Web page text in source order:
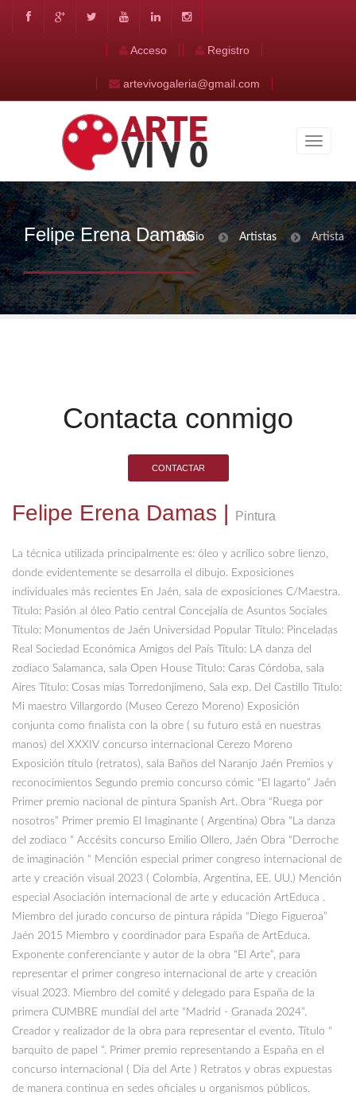
Acceso Registro
artevivogaleria@gmail.com
Felipe Erena Damas
Inicio Artistas Artista
Contacta conmigo
CONTACTAR
Felipe Erena Damas | Pintura
La técnica utilizada principalmente es: óleo y acrílico sobre lienzo,
donde evidentemente se desarrolla el dibujo. Exposiciones
individuales más recientes En Jaén, sala de exposiciones C/Maestra.
Título: Pasión al óleo Patio central Concejalía de Asuntos Sociales
Título: Monumentos de Jaén Universidad Popular Título: Pinceladas
Real Sociedad Económica Amigos del País Título: LA danza del
zodiaco Salamanca, sala Open House Título: Caras Córdoba, sala
Aires Título: Cosas mias Torredonjimeno, Sala exp. Del Castillo Título:
Mi maestro Villargordo (Museo Cerezo Moreno) Exposición
conjunta como finalista con la obre ( su futuro está en nuestras
manos) del XXXIV concurso internacional Cerezo Moreno
Exposición título (retratos), sala Baños del Naranjo Jaén Premios y
reconocimientos Segundo premio concurso cómic “El lagarto” Jaén
Primer premio nacional de pintura Spanish Art. Obra “Ruega por
nosotros” Primer premio El Imaginante ( Argentina) Obra “La danza
del zodiaco “ Accésits concurso Emilio Ollero, Jaén Obra “Derroche
de imaginación “ Mención especial primer congreso internacional de
arte y creación visual 2023 ( Colombia, Argentina, EE. UU.) Mención
especial Asociación internacional de arte y educación ArtEduca .
Miembro del jurado concurso de pintura rápida “Diego Figueroa”
Jaén 2015 Miembro y coordinador para España de ArtEduca.
Exponente conferenciante y autor de la obra “El Arte”, para
representar el primer congreso internacional de arte y creación
visual 2023. Miembro del comité y delegado para España de la
primera CUMBRE mundial del arte “Madrid - Granada 2024”.
Creador y realizador de la obra para representar el evento. Título “
barquito de papel “. Primer premio representando a España en el
concurso internacional ( Dia del Arte ) Retratos y obras expuestas
de manera continua en sedes oficiales u organismos públicos.